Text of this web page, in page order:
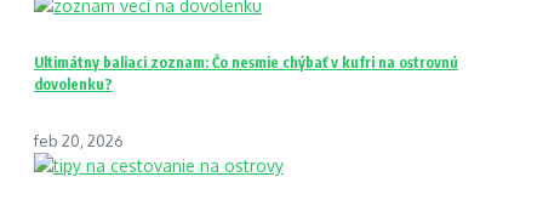
Ultimátny baliaci zoznam: Čo nesmie chýbať v kufri na ostrovnú
dovolenku?
feb 20, 2026